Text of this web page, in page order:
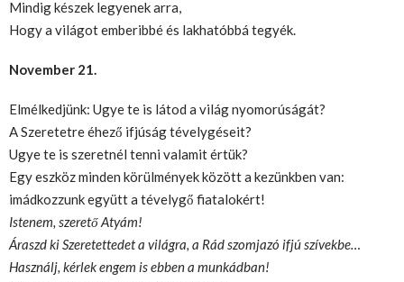
Mindig készek legyenek arra,
Hogy a világot emberibbé és lakhatóbbá tegyék.
November 21.
Elmélkedjünk: Ugye te is látod a világ nyomorúságát?
A Szeretetre éhező ifjúság tévelygéseit?
Ugye te is szeretnél tenni valamit értük?
Egy eszköz minden körülmények között a kezünkben van:
imádkozzunk együtt a tévelygő fiatalokért!
Istenem, szerető Atyám!
Áraszd ki Szeretettedet a világra, a Rád szomjazó ifjú szívekbe…
Használj, kérlek engem is ebben a munkádban!